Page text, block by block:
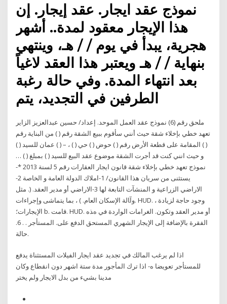
نموذج عقد ايجار. عقد إيجار. إن
هذا الإيجار معقود لمدة.. أشهر
هجرية، يبدأ في يوم / / هـ، وينتهي
بنهاية / / هـ ويعتبر هذا العقد لاغياً
بعد انتهاء المدة. وفي حالة رغبة
الطرفين في التجديد، يتم
ملحق رقم (6) نموذج عقد العمل الموحد. إعداد/ حسين عبدالعزيز الزاير
تعهد خطي بإخلاء شقة حيث أنني سأقوم ببيع الشقة رقم ( ) من البناية رقم
( ) المقامة على قطعة الأرض رقم ( ) حوض ( ) حي ( ) ، – ( ) عمان للسيد ( )
و حيث انني كنت قد أجرت الشقة موضوع عقد البيع للسيد ( ) بمبلغ ( ) …
نموذج تعهد خطي بإخلاء شقة قانون ايجار العقارات رقم 5 لسنة 2013 *-
يستثنى من سريان هذا القانون/ 1-املاك الدولة العامة و الخاصة 2-
الاراضي الزراعية و المنشآت التابعة لها 3-الاراضي أو ﻣﺪﻳﺮ اﻟﻌﻘﺪ. (. ﻣﺜﻞ
وآﺎﻟﺔ اﻹﺳﻜﺎن اﻟﻌﺎم. ) ، ﺑﻤﺎ ﻳﺘﻤﺎﺷﻰ وإﺟﺮاءات. HUD. ، وﺟﻮد ﺣﺎﺟﺔ ﻟﺰﻳﺎدة
اﻹﻳﺠﺎرات؛ b. ﻗﺎﻣﺖ. HUD. أو ﻣﺪﻳﺮ اﻟﻌﻘﺪ وﺗﻜﻮن. اﻟﻐﺮاﻣﺎت اﻟﻮاردة ﻓﻲ هﺬﻩ
اﻟﻔﻘﺮة ﺑﺎﻹﺿﺎﻓﺔ إﻟﻰ اﻹﻳﺠﺎر اﻟﺸﻬﺮي اﻟﻤﺴﺘﺤﻖ اﻟﺪﻓﻊ ﻋﻠﻰ. اﻟﻤﺴﺘﺄﺟﺮ . . 6.
ﺣﺎﻟﺔ.
اذا لم يرغب المالك في تجديد عقد ايجار الفيلات المستثناة يدفع
للمستأجر تعويضا ه- اذا ترك المأجور مدة ستة اشهر دون انقطاع وكان